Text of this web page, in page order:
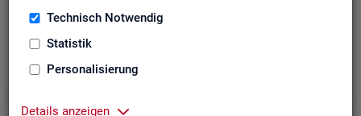
Technisch Notwendig
Statistik
Personalisierung
Details anzeigen
Der Bericht gibt einen Überblick über die aktuelle
Entwicklung am Arbeits- und Ausbildungsmarkt in